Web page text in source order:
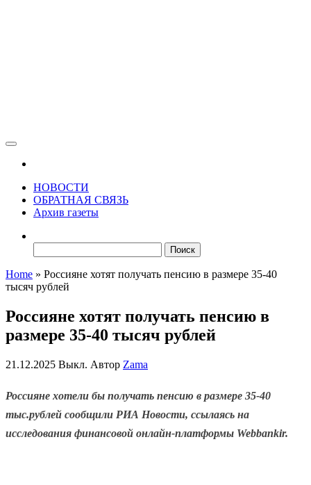
НОВОСТИ
ОБРАТНАЯ СВЯЗЬ
Архив газеты
Home » Россияне хотят получать пенсию в размере 35-40
тысяч рублей
Россияне хотят получать пенсию в
размере 35-40 тысяч рублей
21.12.2025 Выкл. Автор Zama
Россияне хотели бы получать пенсию в размере 35-40
тыс.рублей сообщили РИА Новости, ссылаясь на
исследования финансовой онлайн-платформы Webbankir.